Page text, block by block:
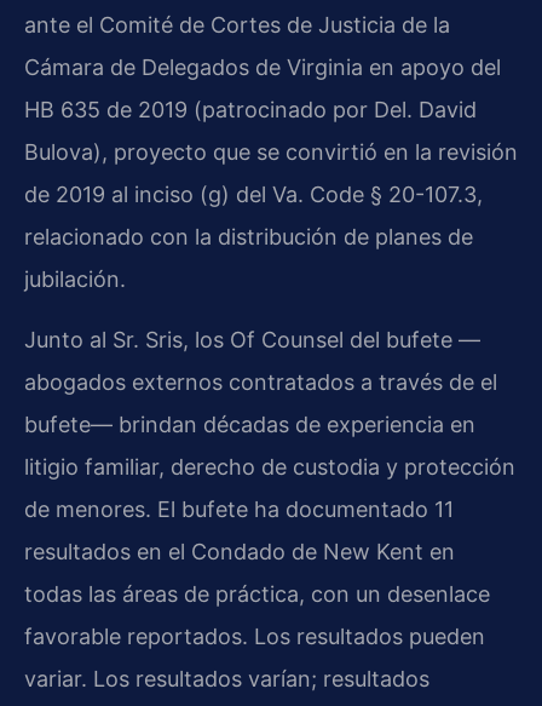
ante el Comité de Cortes de Justicia de la
Cámara de Delegados de Virginia en apoyo del
HB 635 de 2019 (patrocinado por Del. David
Bulova), proyecto que se convirtió en la revisión
de 2019 al inciso (g) del Va. Code § 20-107.3,
relacionado con la distribución de planes de
jubilación.
Junto al Sr. Sris, los Of Counsel del bufete —
abogados externos contratados a través de el
bufete— brindan décadas de experiencia en
litigio familiar, derecho de custodia y protección
de menores. El bufete ha documentado 11
resultados en el Condado de New Kent en
todas las áreas de práctica, con un desenlace
favorable reportados. Los resultados pueden
variar. Los resultados varían; resultados